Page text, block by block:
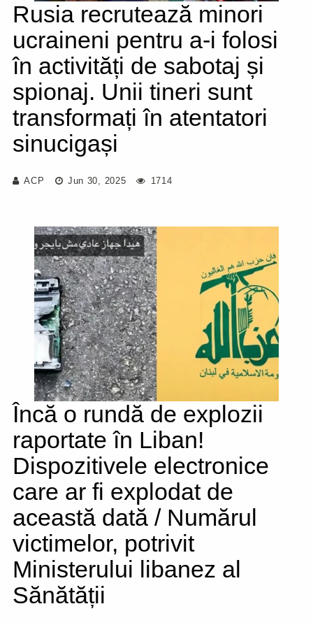
Rusia recrutează minori
ucraineni pentru a-i folosi
în activități de sabotaj și
spionaj. Unii tineri sunt
transformați în atentatori
sinucigași
ACP Jun 30, 2025 1714
Încă o rundă de explozii
raportate în Liban!
Dispozitivele electronice
care ar fi explodat de
această dată / Numărul
victimelor, potrivit
Ministerului libanez al
Sănătății